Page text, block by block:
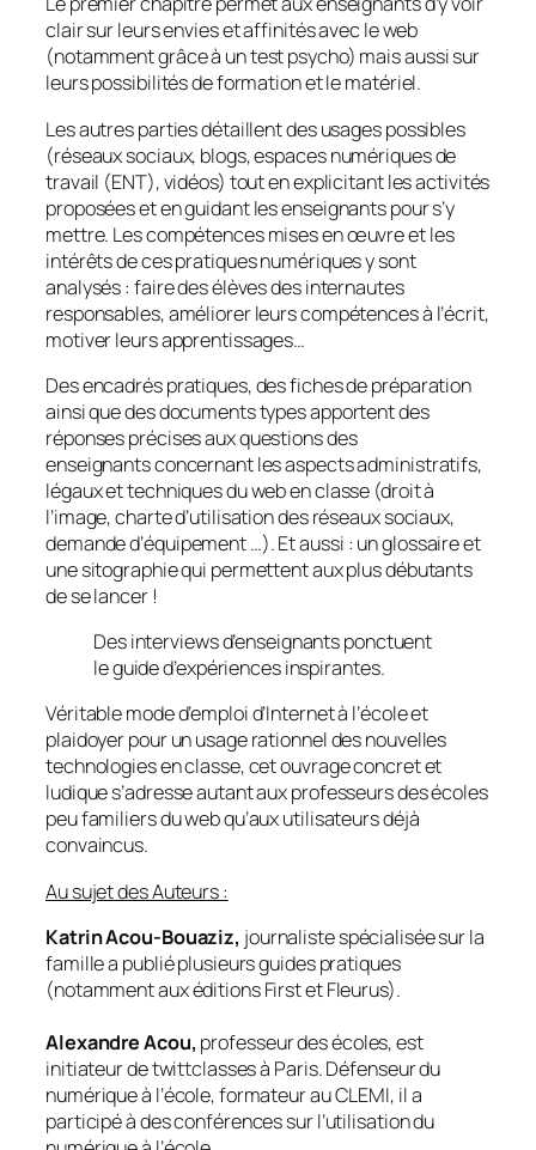
clair sur leurs envies et affinités avec le web
(notamment grâce à un test psycho) mais aussi sur
leurs possibilités de formation et le matériel.
Les autres parties détaillent des usages possibles
(réseaux sociaux, blogs, espaces numériques de
travail (ENT), vidéos) tout en explicitant les activités
proposées et en guidant les enseignants pour s’y
mettre. Les compétences mises en œuvre et les
intérêts de ces pratiques numériques y sont
analysés : faire des élèves des internautes
responsables, améliorer leurs compétences à l’écrit,
motiver leurs apprentissages…
Des encadrés pratiques, des fiches de préparation
ainsi que des documents types apportent des
réponses précises aux questions des
enseignants concernant les aspects administratifs,
légaux et techniques du web en classe (droit à
l’image, charte d’utilisation des réseaux sociaux,
demande d’équipement …). Et aussi : un glossaire et
une sitographie qui permettent aux plus débutants
de se lancer !
Des interviews d’enseignants ponctuent
le guide d’expériences inspirantes.
Véritable mode d’emploi d’Internet à l’école et
plaidoyer pour un usage rationnel des nouvelles
technologies en classe, cet ouvrage concret et
ludique s’adresse autant aux professeurs des écoles
peu familiers du web qu’aux utilisateurs déjà
convaincus.
Au sujet des Auteurs :
Katrin Acou-Bouaziz, journaliste spécialisée sur la
famille a publié plusieurs guides pratiques
(notamment aux éditions First et Fleurus).
Alexandre Acou, professeur des écoles, est
initiateur de twittclasses à Paris. Défenseur du
numérique à l’école, formateur au CLEMI, il a
participé à des conférences sur l’utilisation du